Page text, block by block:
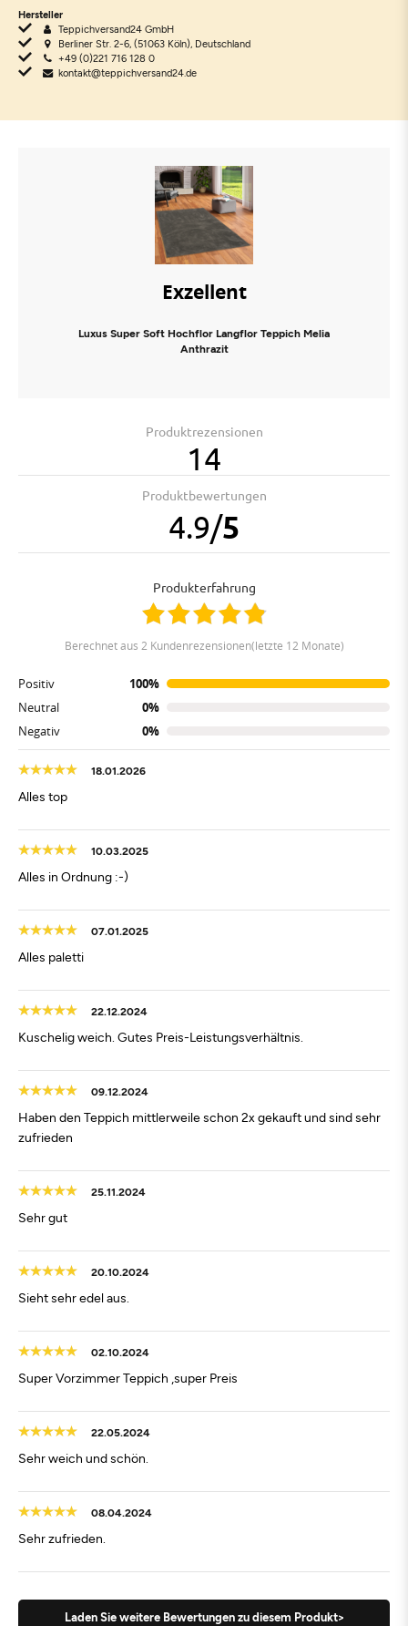
Hersteller
Teppichversand24 GmbH
Berliner Str. 2-6, (51063 Köln), Deutschland
+49 (0)221 716 128 0
kontakt@teppichversand24.de
Exzellent
Luxus Super Soft Hochflor Langflor Teppich Melia
Anthrazit
Produktrezensionen
14
Produktbewertungen
4.9/5
Produkterfahrung
berechnet aus 2 Kundenrezensionen(letzte 12 Monate)
Positiv
100%
Neutral
0%
Negativ
0%
18.01.2026
Alles top
10.03.2025
Alles in Ordnung :-)
07.01.2025
Alles paletti
22.12.2024
Kuschelig weich. Gutes Preis-Leistungsverhältnis.
09.12.2024
Haben den Teppich mittlerweile schon 2x gekauft und sind sehr
zufrieden
25.11.2024
Sehr gut
20.10.2024
Sieht sehr edel aus.
02.10.2024
Super Vorzimmer Teppich ,super Preis
22.05.2024
Sehr weich und schön.
08.04.2024
Sehr zufrieden.
Laden Sie weitere Bewertungen zu diesem Produkt>